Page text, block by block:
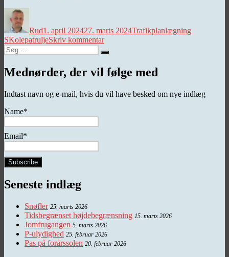
Rud1. april 202427. marts 2024Trafikplanlægning
SKolepatruljeSkriv kommentartil
slikkepinden
Søg
efter:
Søg
Mednørder, der vil følge med
Indtast navn og e-mail, hvis du vil have besked om nye indlæg
Name*
Email*
Seneste indlæg
Snøfler 25. marts 2026
Tidsbegrænset højdebegrænsning 15. marts 2026
Jomfrugangen 5. marts 2026
P-ulydighed 25. februar 2026
Pas på forårssolen 20. februar 2026